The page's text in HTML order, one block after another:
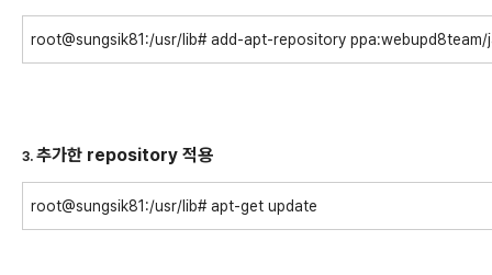
root@sungsik81:/usr/lib# add-apt-repository ppa:webupd8team/
3. 추가한 repository 적용
root@sungsik81:/usr/lib# apt-get update